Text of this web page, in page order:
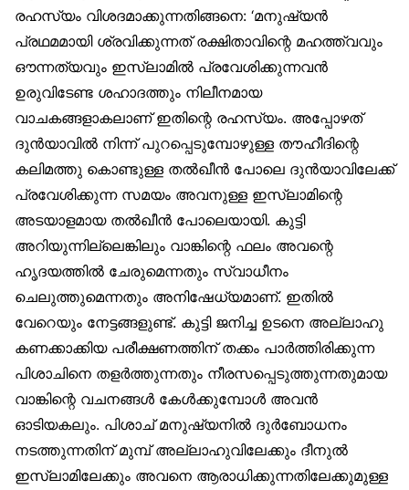
രഹസ്യം വിശദമാക്കുന്നതിങ്ങനെ: ‘മനുഷ്യൻ
പ്രഥമമായി ശ്രവിക്കുന്നത് രക്ഷിതാവിന്റെ മഹത്ത്വവും
ഔന്നത്യവും ഇസ്‌ലാമിൽ പ്രവേശിക്കുന്നവൻ
ഉരുവിടേണ്ട ശഹാദത്തും നിലീനമായ
വാചകങ്ങളാകലാണ് ഇതിന്റെ രഹസ്യം. അപ്പോഴത്
ദുൻയാവിൽ നിന്ന് പുറപ്പെടുമ്പോഴുള്ള തൗഹീദിന്റെ
കലിമത്തു കൊണ്ടുള്ള തൽഖീൻ പോലെ ദുൻയാവിലേക്ക്
പ്രവേശിക്കുന്ന സമയം അവനുള്ള ഇസ്‌ലാമിന്റെ
അടയാളമായ തൽഖീൻ പോലെയായി. കുട്ടി
അറിയുന്നില്ലെങ്കിലും വാങ്കിന്റെ ഫലം അവന്റെ
ഹൃദയത്തിൽ ചേരുമെന്നതും സ്വാധീനം
ചെലുത്തുമെന്നതും അനിഷേധ്യമാണ്. ഇതിൽ
വേറെയും നേട്ടങ്ങളുണ്ട്. കുട്ടി ജനിച്ച ഉടനെ അല്ലാഹു
കണക്കാക്കിയ പരീക്ഷണത്തിന് തക്കം പാർത്തിരിക്കുന്ന
പിശാചിനെ തളർത്തുന്നതും നീരസപ്പെടുത്തുന്നതുമായ
വാങ്കിന്റെ വചനങ്ങൾ കേൾക്കുമ്പോൾ അവൻ
ഓടിയകലും. പിശാച് മനുഷ്യനിൽ ദുർബോധനം
നടത്തുന്നതിന് മുമ്പ് അല്ലാഹുവിലേക്കും ദീനുൽ
ഇസ്‌ലാമിലേക്കും അവനെ ആരാധിക്കുന്നതിലേക്കുമുള്ള